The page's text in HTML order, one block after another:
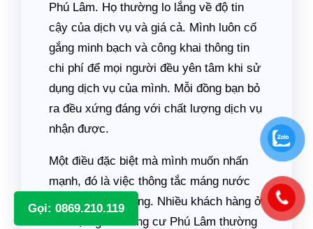
Gọi: 0869.210.119
Phú Lâm. Họ thường lo lắng về độ tin
cậy của dịch vụ và giá cả. Mình luôn cố
gắng minh bạch và công khai thông tin
chi phí để mọi người đều yên tâm khi sử
dụng dịch vụ của mình. Mỗi đồng bạn bỏ
ra đều xứng đáng với chất lượng dịch vụ
nhận được.
Một điều đặc biệt mà mình muốn nhấn
mạnh, đó là việc thông tắc máng nước
cũng rất quan trọng. Nhiều khách hàng ở
khu vực gần chung cư Phú Lâm thường